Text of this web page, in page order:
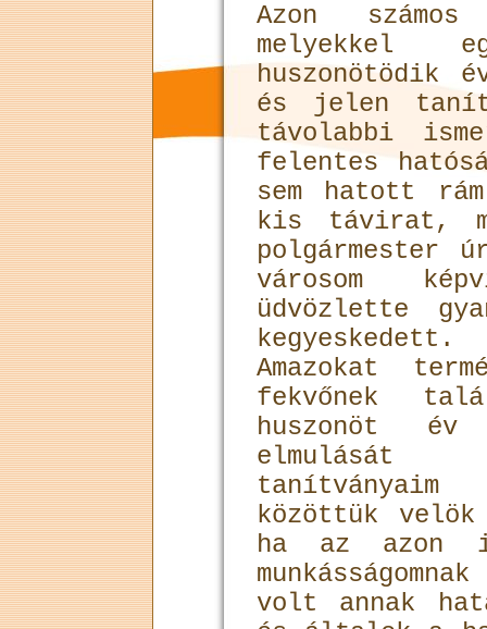
Azon
melyekkel
huszonötödik
és jelen
távolabbi
felentes
sem hatott
kis távirat,
polgármester
városom
üdvözlette
kegyeskedett.
Amazokat
fekvőnek
huszonöt
elmulását
közöttük
ha az
volt annak